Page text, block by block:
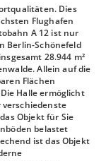
Dies
Flughafen
A 12 ist nur
Berlin-Schönefeld
28.944 m²
Allein auf die
Flächen
Halle ermöglicht
Objekt für Sie
belastet
ist das Objekt